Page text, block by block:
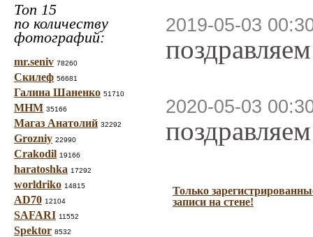
Топ 15
по количеству
фотографий:
mr.seniv 78260
Скилеф 56681
Галина Шаненко 51710
МНМ 35166
Магаз Анатолий 32292
Grozniy 22990
Crakodil 19166
haratoshka 17292
worldriko 14815
AD70 12104
SAFARI 11552
Spektor 8532
2019-05-03
2020-05-03
Только
записи на стене!